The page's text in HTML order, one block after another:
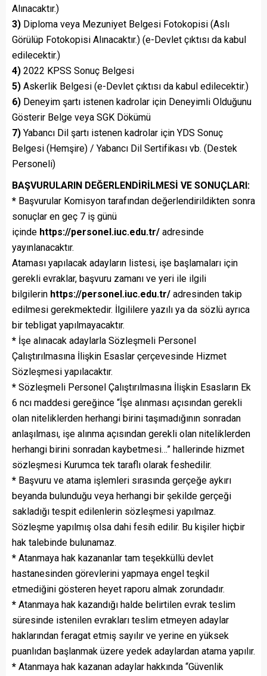
Alınacaktır.)
3) Diploma veya Mezuniyet Belgesi Fotokopisi (Aslı
Görülüp Fotokopisi Alınacaktır.) (e-Devlet çıktısı da kabul
edilecektir.)
4) 2022 KPSS Sonuç Belgesi
5) Askerlik Belgesi (e-Devlet çıktısı da kabul edilecektir.)
6) Deneyim şartı istenen kadrolar için Deneyimli Olduğunu
Gösterir Belge veya SGK Dökümü
7) Yabancı Dil şartı istenen kadrolar için YDS Sonuç
Belgesi (Hemşire) / Yabancı Dil Sertifikası vb. (Destek
Personeli)
BAŞVURULARIN DEĞERLENDİRİLMESİ VE SONUÇLARI:
* Başvurular Komisyon tarafından değerlendirildikten sonra
sonuçlar en geç 7 iş günü
içinde https://personel.iuc.edu.tr/ adresinde
yayınlanacaktır.
Ataması yapılacak adayların listesi, işe başlamaları için
gerekli evraklar, başvuru zamanı ve yeri ile ilgili
bilgilerin https://personel.iuc.edu.tr/ adresinden takip
edilmesi gerekmektedir. İlgililere yazılı ya da sözlü ayrıca
bir tebligat yapılmayacaktır.
* İşe alınacak adaylarla Sözleşmeli Personel
Çalıştırılmasına İlişkin Esaslar çerçevesinde Hizmet
Sözleşmesi yapılacaktır.
* Sözleşmeli Personel Çalıştırılmasına İlişkin Esasların Ek
6 ncı maddesi gereğince “İşe alınması açısından gerekli
olan niteliklerden herhangi birini taşımadığının sonradan
anlaşılması, işe alınma açısından gerekli olan niteliklerden
herhangi birini sonradan kaybetmesi…” hallerinde hizmet
sözleşmesi Kurumca tek taraflı olarak feshedilir.
* Başvuru ve atama işlemleri sırasında gerçeğe aykırı
beyanda bulunduğu veya herhangi bir şekilde gerçeği
sakladığı tespit edilenlerin sözleşmesi yapılmaz.
Sözleşme yapılmış olsa dahi fesih edilir. Bu kişiler hiçbir
hak talebinde bulunamaz.
* Atanmaya hak kazananlar tam teşekküllü devlet
hastanesinden görevlerini yapmaya engel teşkil
etmediğini gösteren heyet raporu almak zorundadır.
* Atanmaya hak kazandığı halde belirtilen evrak teslim
süresinde istenilen evrakları teslim etmeyen adaylar
haklarından feragat etmiş sayılır ve yerine en yüksek
puanlıdan başlanmak üzere yedek adaylardan atama yapılır.
* Atanmaya hak kazanan adaylar hakkında “Güvenlik